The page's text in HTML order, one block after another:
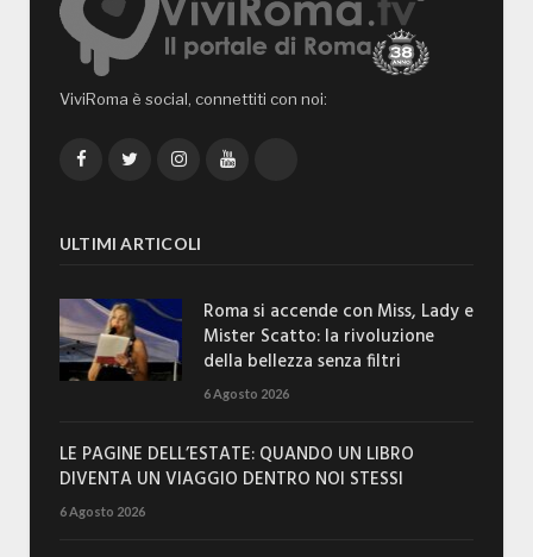
ViviRoma è social, connettiti con noi:
FacebookTwitterInstagramYouTube
ULTIMI ARTICOLI
Roma si accende con Miss, Lady e
Mister Scatto: la rivoluzione
della bellezza senza filtri
6 Agosto 2026
LE PAGINE DELL’ESTATE: QUANDO UN LIBRO
DIVENTA UN VIAGGIO DENTRO NOI STESSI
6 Agosto 2026